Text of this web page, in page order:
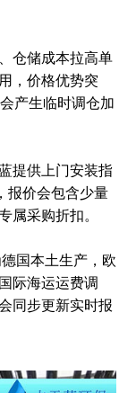
仓储成本拉高单
，价格优势突
产生临时调仓加
提供上门安装指
报价会包含少量
属采购折扣。
国本土生产，欧
际海运运费调
同步更新实时报